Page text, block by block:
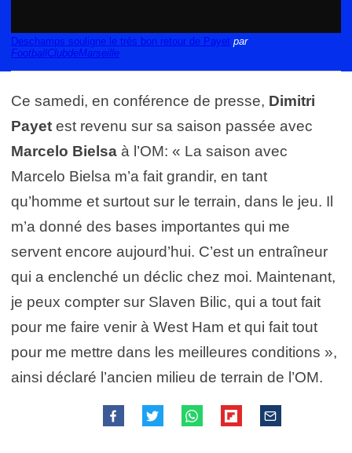
Deschamps souligne le très bon retour de Payet par
FootballClubdeMarseille
Ce samedi, en conférence de presse, Dimitri
Payet est revenu sur sa saison passée avec
Marcelo Bielsa à l’OM: « La saison avec
Marcelo Bielsa m’a fait grandir, en tant
qu’homme et surtout sur le terrain, dans le jeu. Il
m’a donné des bases importantes qui me
servent encore aujourd’hui. C’est un entraîneur
qui a enclenché un déclic chez moi. Maintenant,
je peux compter sur Slaven Bilic, qui a tout fait
pour me faire venir à West Ham et qui fait tout
pour me mettre dans les meilleures conditions »,
ainsi déclaré l’ancien milieu de terrain de l’OM.